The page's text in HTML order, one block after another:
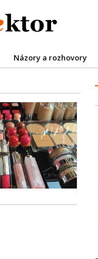
Názory a rozhovory